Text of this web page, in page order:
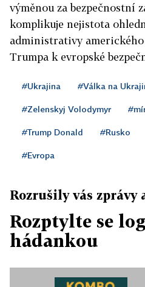
výměnou za bezpečnostní
komplikuje nejistota
administrativy
Trumpa k evropské
#Ukrajina #Válka na
#Zelenskyj Volodymyr
#Trump Donald #Rusko
#Evropa
Rozrušily vás zprávy
Rozptylte se
hádankou